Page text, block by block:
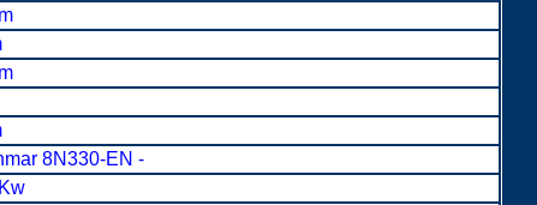
8N330-EN -